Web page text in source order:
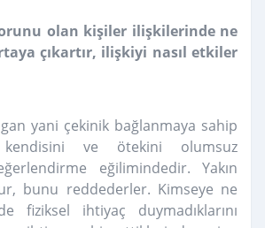
olan kişiler ilişkilerinde ne
çıkartır, ilişkiyi nasıl etkiler
yani çekinik bağlanmaya sahip
ve ötekini olumsuz
eğilimindedir. Yakın
bunu reddederler. Kimseye ne
fiziksel ihtiyaç duymadıklarını